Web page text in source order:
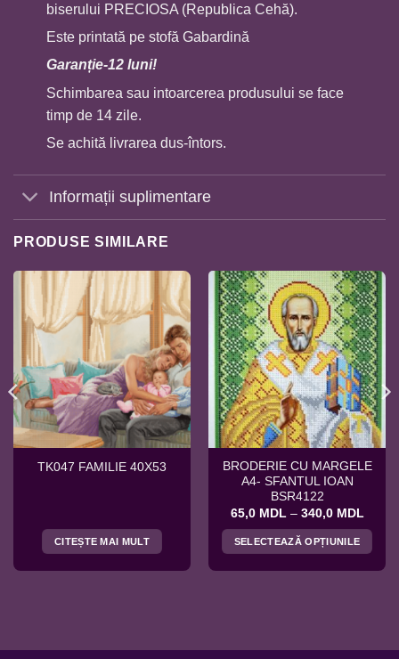
biserului PRECIOSA (Republica Cehă).
Este printată pe stofă Gabardină
Garanție-12 luni!
Schimbarea sau intoarcerea produsului se face
timp de 14 zile.
Se achită livrarea dus-întors.
Informații suplimentare
PRODUSE SIMILARE
TK047 FAMILIE 40X53
CITEȘTE MAI MULT
BRODERIE CU MARGELE
A4- SFANTUL IOAN
BSR4122
65,0 MDL – 340,0 MDL
până
la
SELECTEAZĂ OPȚIUNILE